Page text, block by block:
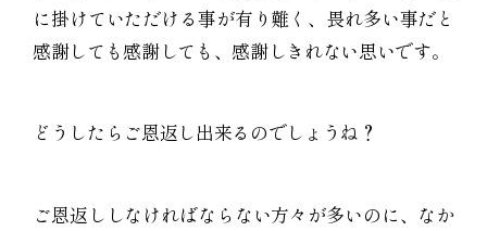
に掛けていただける事が有り難く、畏れ多い事だと
感謝しても感謝しても、感謝しきれない思いです。
どうしたらご恩返し出来るのでしょうね？
ご恩返ししなければならない方々が多いのに、なか